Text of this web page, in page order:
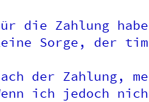
die Zahlung
Sorge, der
der Zahlung,
ich jedoch